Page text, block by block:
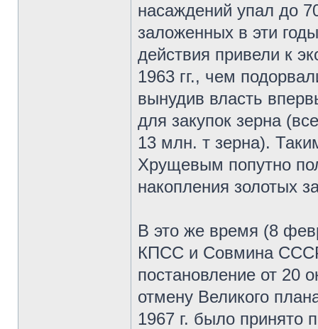
насаждений упал до
заложенных в эти
действия привели к
1963 гг., чем
вынудив власть
для закупок зерна
13 млн. т зерна).
Хрущевым попутно
накопления золотых
В это же время (8
КПСС и Совмина
постановление от 20
отмену Великого
1967 г. было